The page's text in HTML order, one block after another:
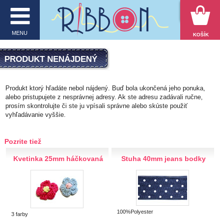
VYHĽADÁVANIE
MENU
E-shop
Inšpirácie
Obchodné podmienky
Kontakt
KATEGÓRIE PRODUKTOV
MENU KOŠÍK
PRODUKT NENÁJDENÝ
Produkt ktorý hľadáte nebol nájdený. Buď bola ukončená jeho ponuka,
alebo pristupujete z nesprávnej adresy. Ak ste adresu zadávali ručne,
prosím skontrolujte či ste ju vpísali správne alebo skúste použiť
vyhľadávanie vyššie.
Pozrite tiež
Kvetinka 25mm háčkovaná
3 farby
Stuha 40mm jeans bodky
100%Polyester